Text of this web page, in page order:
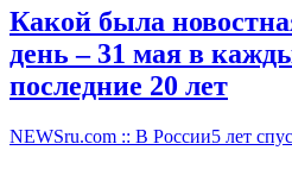
Какой была
день – 31 мая в
последние 20 лет
NEWSru.com :: В России5 лет